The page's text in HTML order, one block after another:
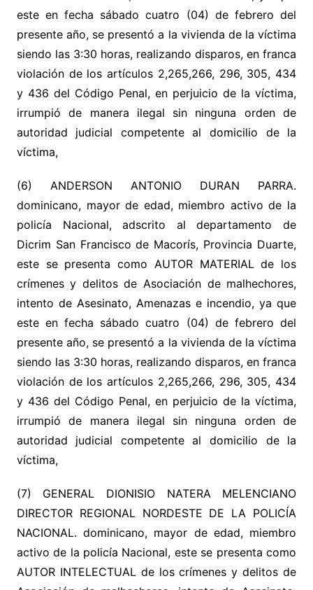
este en fecha sábado cuatro (04) de febrero del
presente año, se presentó a la vivienda de la víctima
siendo las 3:30 horas, realizando disparos, en franca
violación de los artículos 2,265,266, 296, 305, 434
y 436 del Código Penal, en perjuicio de la víctima,
irrumpió de manera ilegal sin ninguna orden de
autoridad judicial competente al domicilio de la
víctima,
(6) ANDERSON ANTONIO DURAN PARRA.
dominicano, mayor de edad, miembro activo de la
policía Nacional, adscrito al departamento de
Dicrim San Francisco de Macorís, Provincia Duarte,
este se presenta como AUTOR MATERIAL de los
crímenes y delitos de Asociación de malhechores,
intento de Asesinato, Amenazas e incendio, ya que
este en fecha sábado cuatro (04) de febrero del
presente año, se presentó a la vivienda de la víctima
siendo las 3:30 horas, realizando disparos, en franca
violación de los artículos 2,265,266, 296, 305, 434
y 436 del Código Penal, en perjuicio de la víctima,
irrumpió de manera ilegal sin ninguna orden de
autoridad judicial competente al domicilio de la
víctima,
(7) GENERAL DIONISIO NATERA MELENCIANO
DIRECTOR REGIONAL NORDESTE DE LA POLICÍA
NACIONAL. dominicano, mayor de edad, miembro
activo de la policía Nacional, este se presenta como
AUTOR INTELECTUAL de los crímenes y delitos de